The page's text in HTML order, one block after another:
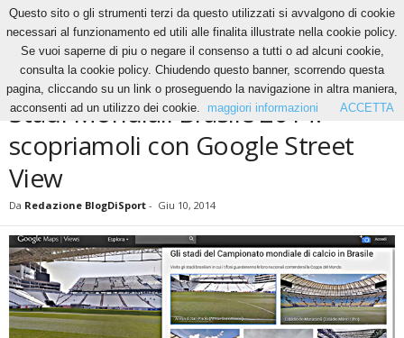
News Stadi Mondiali Brasile 2014: scopriamoli con Google Street View
NEWS
Stadi Mondiali Brasile 2014:
scopriamoli con Google Street
View
Da Redazione BlogDiSport - Giu 10, 2014
Questo sito o gli strumenti terzi da questo utilizzati si avvalgono di cookie
necessari al funzionamento ed utili alle finalita illustrate nella cookie policy.
Se vuoi saperne di piu o negare il consenso a tutti o ad alcuni cookie,
consulta la cookie policy. Chiudendo questo banner, scorrendo questa
pagina, cliccando su un link o proseguendo la navigazione in altra maniera,
acconsenti ad un utilizzo dei cookie.
maggiori informazioni ACCETTA